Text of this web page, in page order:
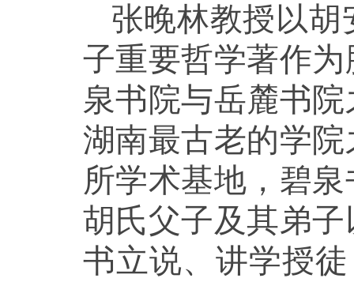
张晚林教授以
子重要哲学著作
泉书院与岳麓书
湖南最古老的学
所学术基地，碧
胡氏父子及其弟
书立说、讲学授